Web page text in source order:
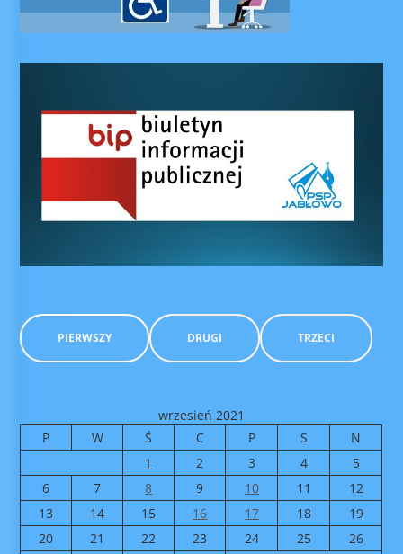
PIERWSZY DRUGI TRZECI
wrzesień 2021
P
W Ś C P S
N
1
2 3 4
5
6
7 8 9 10 11
12
13
14 15 16 17 18
19
20
21 22 23 24 25
26